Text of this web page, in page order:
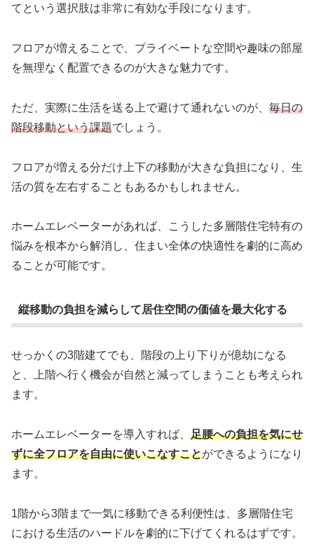
てという選択肢は非常に有効な手段になります。
フロアが増えることで、プライベートな空間や趣味の部屋
を無理なく配置できるのが大きな魅力です。
ただ、実際に生活を送る上で避けて通れないのが、 毎日の
階段移動という課題でしょう。
フロアが増える分だけ上下の移動が大きな負担になり、生
活の質を左右することもあるかもしれません。
ホームエレベーターがあれば、こうした多層階住宅特有の
悩みを根本から解消し、住まい全体の快適性を劇的に高め
ることが可能です。
縦移動の負担を減らして居住空間の価値を最大化する
せっかくの3階建てでも、階段の上り下りが億劫になる
と、上階へ行く機会が自然と減ってしまうことも考えられ
ます。
ホームエレベーターを導入すれば、 足腰への負担を気にせ
ずに全フロアを自由に使いこなすことができるようになり
ます。
1階から3階まで一気に移動できる利便性は、多層階住宅
における生活のハードルを劇的に下げてくれるはずです。